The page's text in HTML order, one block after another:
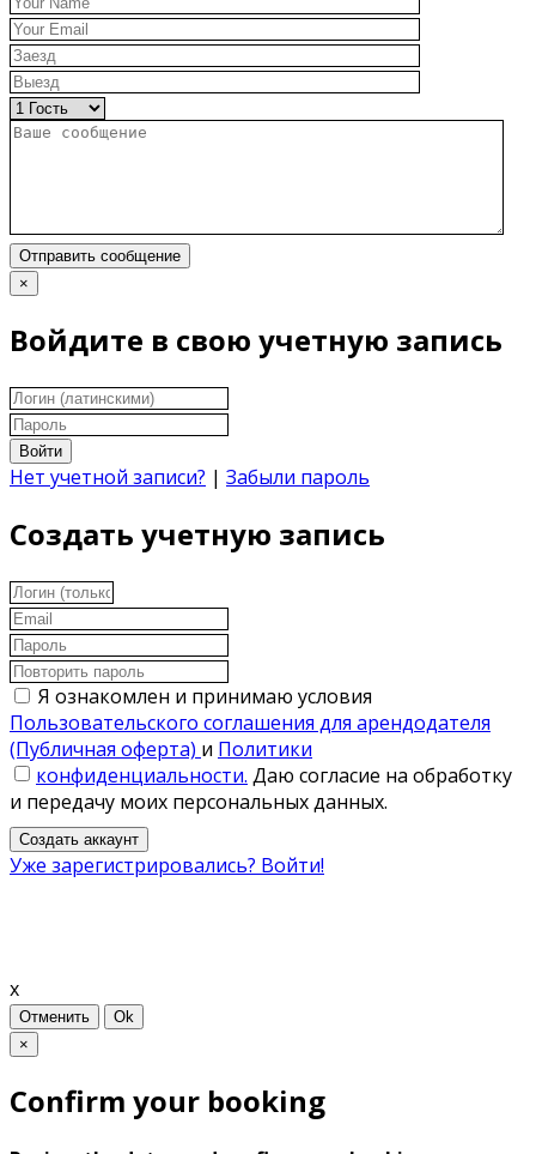
Отправить сообщение
×
Войдите в свою учетную запись
Войти
Нет учетной записи? | Забыли пароль
Создать учетную запись
Я ознакомлен и принимаю условия
Пользовательского соглашения для арендодателя
(Публичная оферта) и Политики
конфиденциальности. Даю согласие на обработку
и передачу моих персональных данных.
Создать аккаунт
Уже зарегистрировались? Войти!
x
Отменить
Ok
×
Confirm your booking